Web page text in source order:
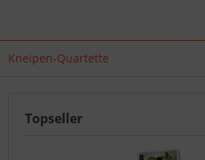
Kneipen-Quartette
Topseller